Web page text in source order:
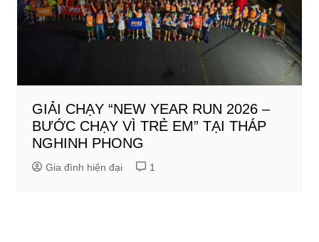
GIẢI CHẠY “NEW YEAR RUN 2026 –
BƯỚC CHẠY VÌ TRẺ EM” TẠI THÁP
NGHINH PHONG
Gia đình hiện đại 1